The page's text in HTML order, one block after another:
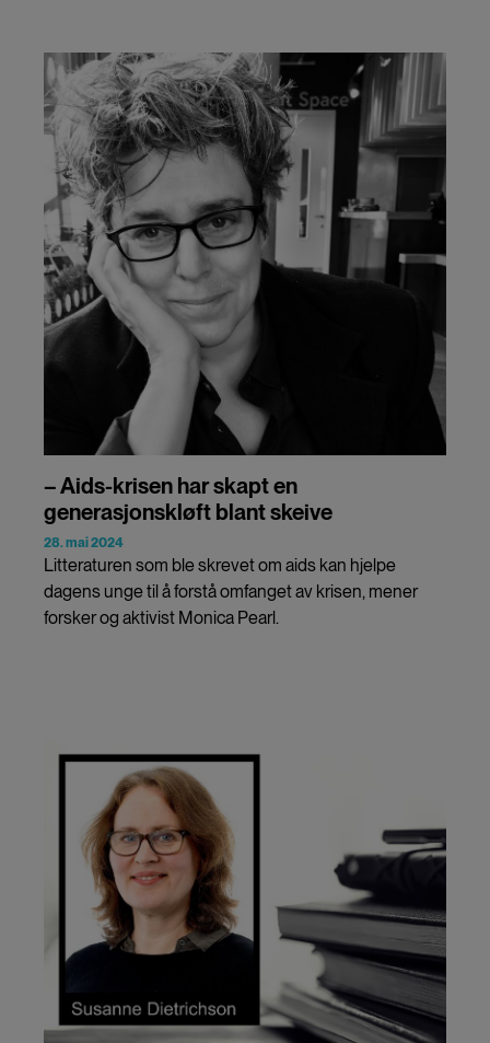
– Aids-krisen har skapt en
generasjonskløft blant skeive
28. mai 2024
Litteraturen som ble skrevet om aids kan hjelpe
dagens unge til å forstå omfanget av krisen, mener
forsker og aktivist Monica Pearl.